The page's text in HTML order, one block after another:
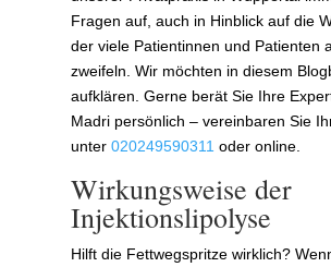
Fragen auf, auch in Hinblick auf die
der viele Patientinnen und Patienten
zweifeln. Wir möchten in diesem
aufklären. Gerne berät Sie Ihre
Madri persönlich – vereinbaren Sie
unter 020249590311 oder online.
Wirkungsweise der
Injektionslipolyse
Hilft die Fettwegspritze wirklich?